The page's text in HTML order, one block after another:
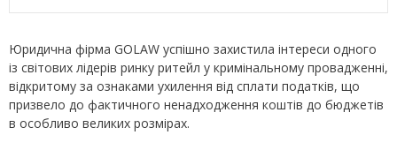
Юридична фірма GOLAW успішно захистила інтереси одного
із світових лідерів ринку ритейл у кримінальному провадженні,
відкритому за ознаками ухилення від сплати податків, що
призвело до фактичного ненадходження коштів до бюджетів
в особливо великих розмірах.